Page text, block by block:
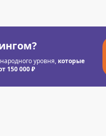
уровня, которые
150 000 ₽